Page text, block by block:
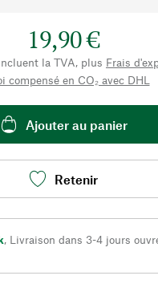
19,90 €
la TVA, plus Frais
compensé en CO₂ avec DHL
Ajouter au panier
Retenir
, Livraison dans 3-4 jours